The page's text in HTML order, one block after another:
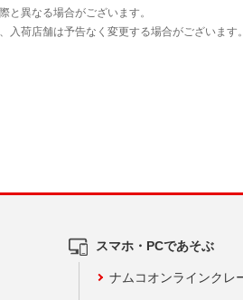
スマホ・PCであそぶ
ナムコオンラインクレ